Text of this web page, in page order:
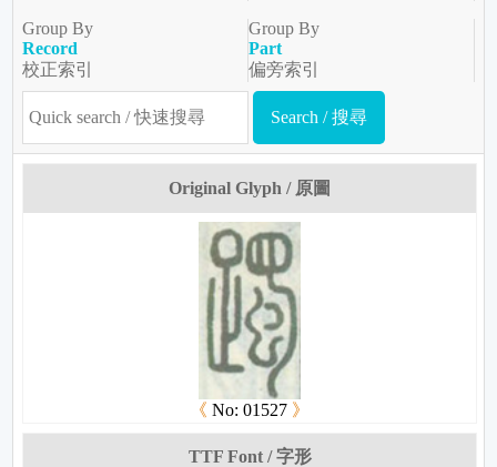
Group By
Record
校正索引
Group By
Part
偏旁索引
Original Glyph / 原圖
《 No: 01527 》
TTF Font / 字形